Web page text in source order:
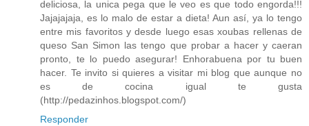
deliciosa, la unica pega que le veo es que todo engorda!!!
Jajajajaja, es lo malo de estar a dieta! Aun así, ya lo tengo
entre mis favoritos y desde luego esas xoubas rellenas de
queso San Simon las tengo que probar a hacer y caeran
pronto, te lo puedo asegurar! Enhorabuena por tu buen
hacer. Te invito si quieres a visitar mi blog que aunque no
es de cocina igual te gusta
(http://pedazinhos.blogspot.com/)
Responder